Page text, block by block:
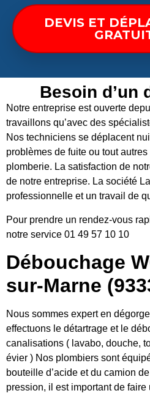
DEVIS ET
Besoin d’un
Notre entreprise est ouverte
travaillons qu’avec des
Nos techniciens se déplacent
problèmes de fuite ou tout
plomberie. La satisfaction de
de notre entreprise. La société
professionnelle et un travail de
Pour prendre un rendez-vous
notre service 01 49 57 10 10
Débouchage
sur-Marne
Nous sommes expert en
effectuons le détartrage et le
canalisations ( lavabo, douche,
évier ) Nos plombiers sont
bouteille d’acide et du camion
pression, il est important de